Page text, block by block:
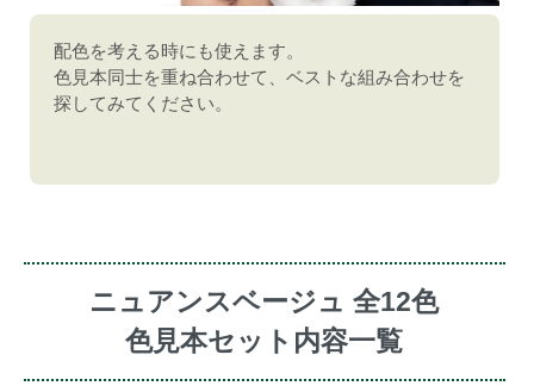
配色を考える時にも使えます。
色見本同士を重ね合わせて、ベストな組み合わせを
探してみてください。
ニュアンスベージュ 全12色
色見本セット内容一覧